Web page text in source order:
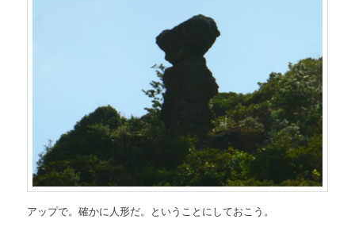
アップで。確かに人形だ。ということにしておこう。